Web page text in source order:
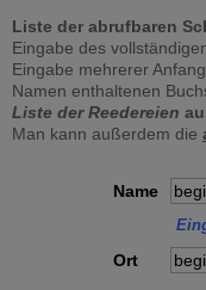
Liste der abrufbaren
Eingabe des
Eingabe mehrerer
Namen enthaltenen
Liste der Reedereien
Man kann außerdem die
Name
Ort